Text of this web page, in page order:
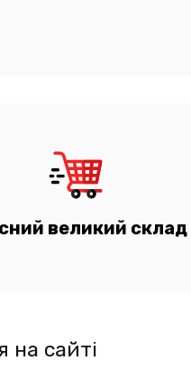
великий склад
на сайті